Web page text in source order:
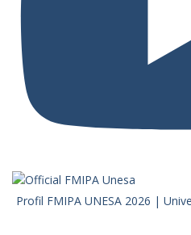
Profil FMIPA UNESA 2026 |